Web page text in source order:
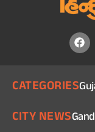
CATEGORIES
CITY NEWS